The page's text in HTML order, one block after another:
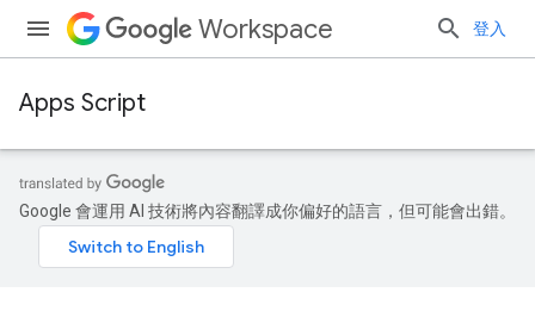
Workspace 登入
Apps Script
Google 會運用 AI 技術將內容翻譯成你偏好的語言，但可能會出錯。